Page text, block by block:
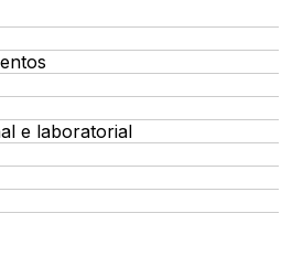
e laboratorial